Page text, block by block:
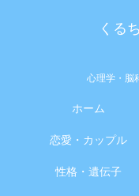
くる
心理学・脳
ホーム
恋愛・カップル
性格・遺伝子